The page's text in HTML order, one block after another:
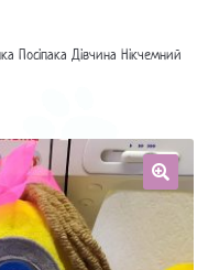
Посіпака Дівчина Нікчемний